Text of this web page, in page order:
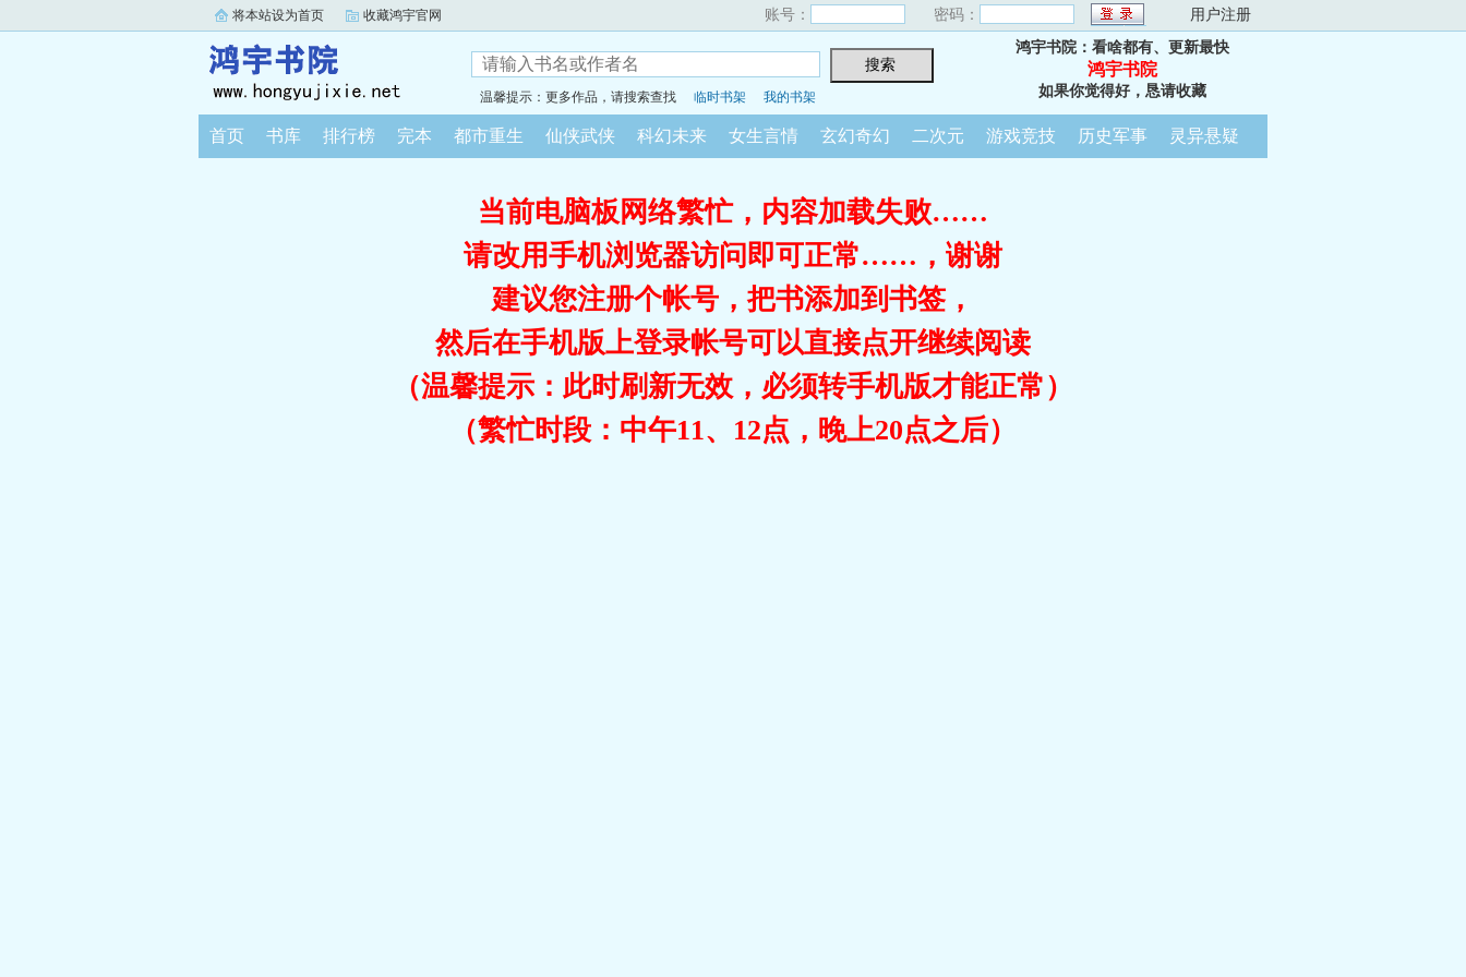
将本站设为首页 收藏鸿宇官网 账号： 密码： 用户注册
温馨提示：更多作品，请搜索查找 临时书架 我的书架
鸿宇书院：看啥都有、更新最快
鸿宇书院
如果你觉得好，恳请收藏
首页 书库 排行榜 完本 都市重生 仙侠武侠 科幻未来 女生言情 玄幻奇幻 二次元 游戏竞技 历史军事 灵异悬疑
当前电脑板网络繁忙，内容加载失败……
请改用手机浏览器访问即可正常……，谢谢
建议您注册个帐号，把书添加到书签，
然后在手机版上登录帐号可以直接点开继续阅读
（温馨提示：此时刷新无效，必须转手机版才能正常）
（繁忙时段：中午11、12点，晚上20点之后）